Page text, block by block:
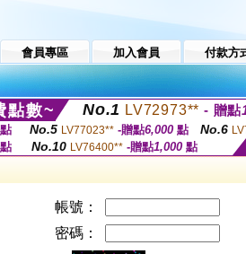
會員專區 加入會員 付款方
點數~ No.1 LV72973** - 贈點
點 No.5 LV77023** -贈點6,000點 No.6
點 No.10 LV76400** -贈點1,000點
帳號：
密碼：